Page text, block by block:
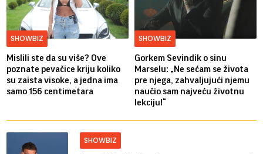
SHOWBIZ
Mislili ste da su više? Ove
poznate pevačice kriju koliko
su zaista visoke, a jedna ima
samo 156 centimetara
SHOWBIZ
Gorkem Sevindik o sinu
Marselu: „Ne sećam se života
pre njega, zahvaljujući njemu
naučio sam najveću životnu
lekciju!“
SHOWBIZ